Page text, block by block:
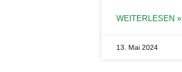
WEITERLESEN »
13. Mai 2024